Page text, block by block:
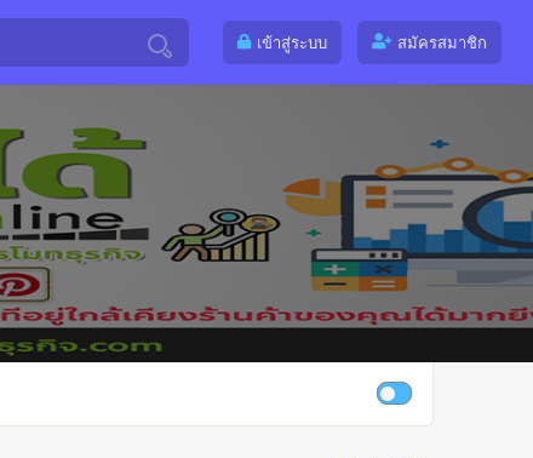
เข้าสู่ระบบ สมัครสมาชิก